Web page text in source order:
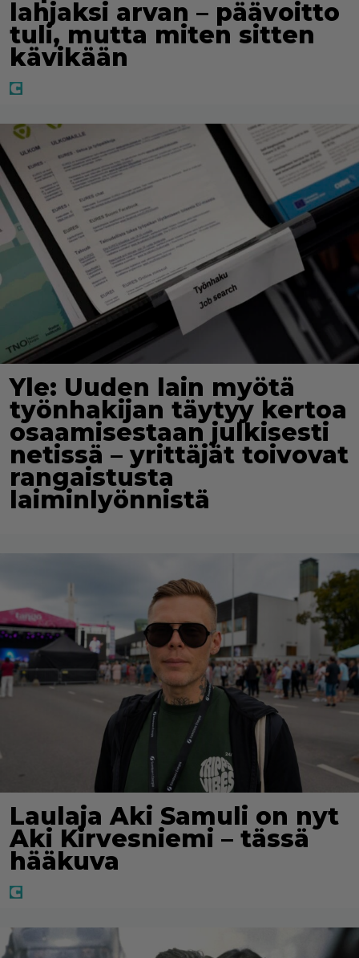
lahjaksi arvan – päävoitto
tuli, mutta miten sitten
kävikään
Yle: Uuden lain myötä
työnhakijan täytyy kertoa
osaamisestaan julkisesti
netissä – yrittäjät toivovat
rangaistusta
laiminlyönnistä
Laulaja Aki Samuli on nyt
Aki Kirvesniemi – tässä
hääkuva